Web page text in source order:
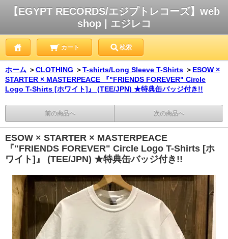
【EGYPT RECORDS/エジプトレコーズ】web
shop | エジレコ
カート 検索
ホーム ＞CLOTHING ＞T-shirts/Long Sleeve T-Shirts ＞ ESOW ×
STARTER × MASTERPEACE 『"FRIENDS FOREVER" Circle
Logo T-Shirts [ホワイト]』 (TEE/JPN) ★特典缶バッジ付き!!
前の商品へ 次の商品へ
ESOW × STARTER × MASTERPEACE
『"FRIENDS FOREVER" Circle Logo T-Shirts [ホ
ワイト]』 (TEE/JPN) ★特典缶バッジ付き!!